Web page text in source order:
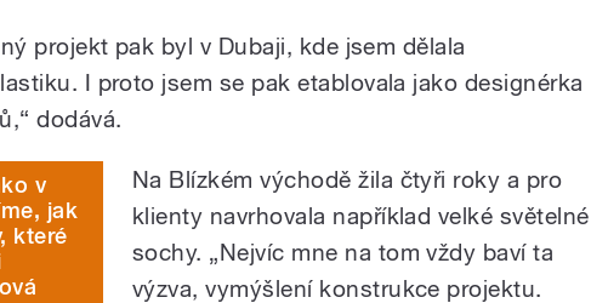
projekt pak byl v Dubaji, kde jsem dělala
I proto jsem se pak etablovala jako designérka
dodává.
v
jak
které
Na Blízkém východě žila čtyři roky a pro
klienty navrhovala například velké světelné
sochy. „Nejvíc mne na tom vždy baví ta
výzva, vymýšlení konstrukce projektu.